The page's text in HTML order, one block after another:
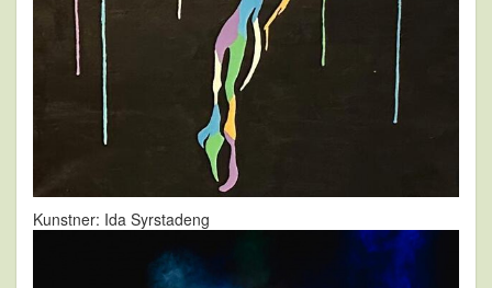
Kunstner: Ida Syrstadeng